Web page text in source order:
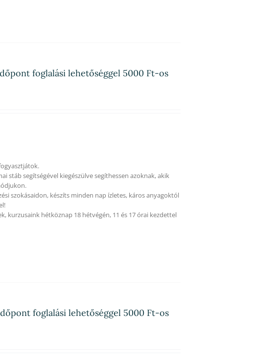
foglalási lehetőséggel 5000 Ft-os
stáb segítségével kiegészülve segíthessen azoknak, akik
szokásaidon, készíts minden nap ízletes, káros anyagoktól
kurzusaink hétköznap 18 hétvégén, 11 és 17 órai kezdettel
foglalási lehetőséggel 5000 Ft-os